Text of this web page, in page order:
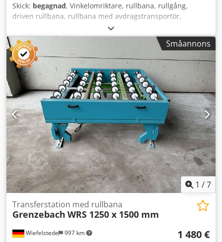
Skick: begagnad, Vinkelomriktare, rullbana, rullgång,
driven rullbana, rullbana med avdragstransportör,
överlämningsstation Dkodpfx Astlzgwogvjr -Tillverkare:
Grenzebach, överlämningsstation rullbana typ WRS -
Drivmotor: 0,18 kW 88 varv/min -Mellanmått: 1500 mm -
Transportlängd: 1250 mm -Axelavstånd: 250 mm -
Rullavstånd: 250 mm -Rullar: gummerade -Höjning:
pneumatisk -Bandtransportörlängd: 1400 mm /
bandavstånd 500 mm -Antal: 2x överlämningsstation
tillgängliga -Pris: per st. -Transportmått: 1750/1570/H2020
mm -Vikt: 496 kg/st.
Småannons
1 /7
Wiefelstede 997 km
Transferstation med rullbana
Grenzebach WRS 1250 x 1500 mm
1 480 €